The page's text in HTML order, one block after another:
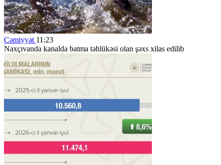
Cəmiyyət 11:23
Naxçıvanda kanalda batma təhlükəsi olan şəxs xilas edilib